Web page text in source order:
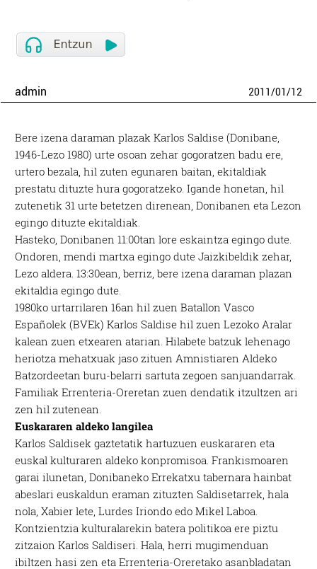
admin 2011/01/12
Bere izena daraman plazak Karlos Saldise (Donibane,
1946-Lezo 1980) urte osoan zehar gogoratzen badu ere,
urtero bezala, hil zuten egunaren baitan, ekitaldiak
prestatu dituzte hura gogoratzeko. Igande honetan, hil
zutenetik 31 urte betetzen direnean, Donibanen eta Lezon
egingo dituzte ekitaldiak.
Hasteko, Donibanen 11:00tan lore eskaintza egingo dute.
Ondoren, mendi martxa egingo dute Jaizkibeldik zehar,
Lezo aldera. 13:30ean, berriz, bere izena daraman plazan
ekitaldia egingo dute.
1980ko urtarrilaren 16an hil zuen Batallon Vasco
Españolek (BVEk) Karlos Saldise hil zuen Lezoko Aralar
kalean zuen etxearen atarian. Hilabete batzuk lehenago
heriotza mehatxuak jaso zituen Amnistiaren Aldeko
Batzordeetan buru-belarri sartuta zegoen sanjuandarrak.
Familiak Errenteria-Oreretan zuen dendatik itzultzen ari
zen hil zutenean.
Euskararen aldeko langilea
Karlos Saldisek gaztetatik hartuzuen euskararen eta
euskal kulturaren aldeko konpromisoa. Frankismoaren
garai ilunetan, Donibaneko Errekatxu tabernara hainbat
abeslari euskaldun eraman zituzten Saldisetarrek, hala
nola, Xabier lete, Lurdes Iriondo edo Mikel Laboa.
Kontzientzia kulturalarekin batera politikoa ere piztu
zitzaion Karlos Saldiseri. Hala, herri mugimenduan
ibiltzen hasi zen eta Errenteria-Oreretako asanbladatan